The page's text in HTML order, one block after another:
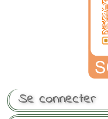
Se connecter